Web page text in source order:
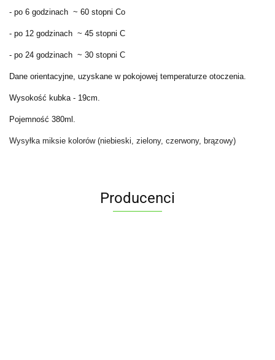
- po 6 godzinach ~ 60 stopni Co
- po 12 godzinach ~ 45 stopni C
- po 24 godzinach ~ 30 stopni C
Dane orientacyjne, uzyskane w pokojowej temperaturze otoczenia.
Wysokość kubka - 19cm.
Pojemność 380ml.
Wysyłka miksie kolorów (niebieski, zielony, czerwony, brązowy)
Producenci